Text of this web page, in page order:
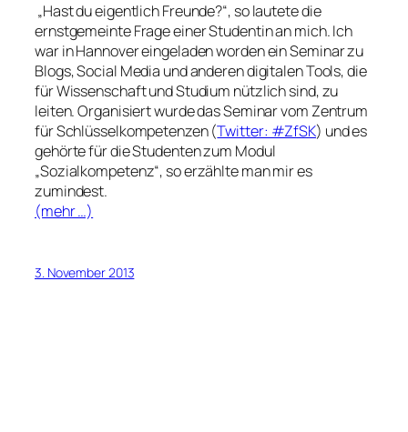
„Hast du eigentlich Freunde?“, so lautete die
ernstgemeinte Frage einer Studentin an mich. Ich
war in Hannover eingeladen worden ein Seminar zu
Blogs, Social Media und anderen digitalen Tools, die
für Wissenschaft und Studium nützlich sind, zu
leiten. Organisiert wurde das Seminar vom Zentrum
für Schlüsselkompetenzen (Twitter: #ZfSK) und es
gehörte für die Studenten zum Modul
„Sozialkompetenz“, so erzählte man mir es
zumindest.
(mehr …)
3. November 2013